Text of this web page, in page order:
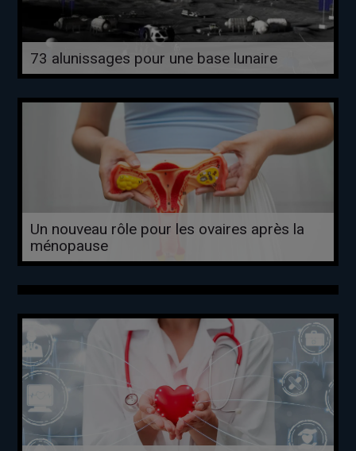
73 alunissages pour une base lunaire
Un nouveau rôle pour les ovaires après la
ménopause